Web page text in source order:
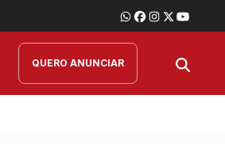
QUERO ANUNCIAR